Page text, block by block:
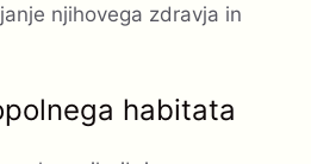
njihovega zdravja in
habitata